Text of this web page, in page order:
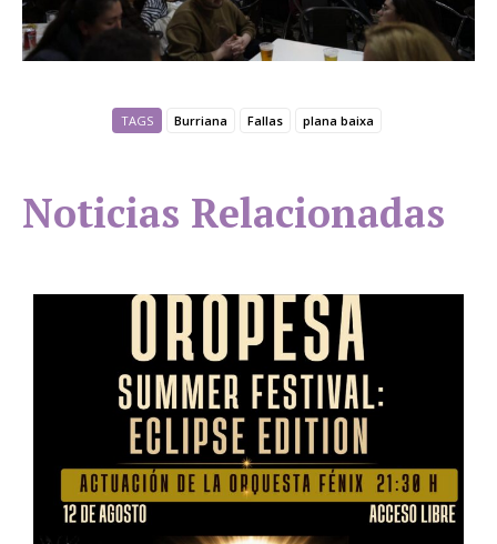
TAGS Burriana Fallas plana baixa
Noticias Relacionadas